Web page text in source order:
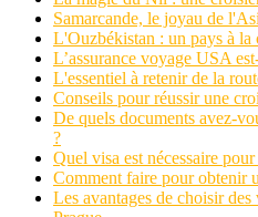
Samarcande, le joyau de
L'Ouzbékistan : un pays à la
L’assurance voyage USA
L'essentiel à retenir de la
Conseils pour réussir une
De quels documents avez-
?
Quel visa est nécessaire
Comment faire pour obtenir
Les avantages de choisir